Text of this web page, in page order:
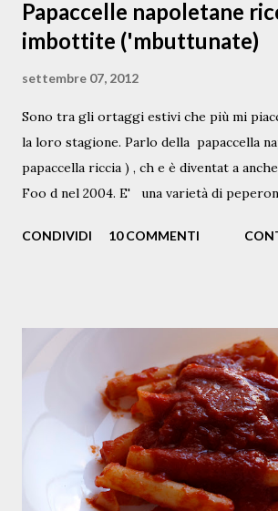
Papaccelle napoletane
imbottite ('mbuttunate)
settembre 07, 2012
Sono tra gli ortaggi estivi che più mi
la loro stagione. Parlo della papaccella
papaccella riccia ) , ch e è diventat a
Foo d nel 2004. E' una varietà di
verde e di rosso intenso o vinato,
minestrina, in padella, stufate con olive e
cianfotta, con la pasta oppure crude nelle
si trovano fresche, in estate. Nella
quando si trovano solo sott’aceto, sono
insalata di rinforzo a Natale o soffritte
della carne di maiale nei mesi più freddi
anche qualche papaccella piccante o
CONDIVIDI 10 COMMENTI